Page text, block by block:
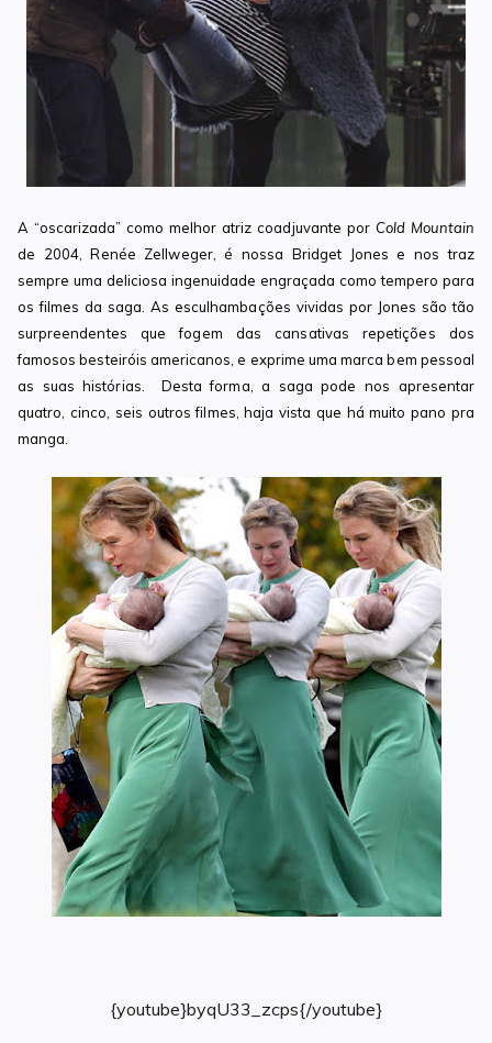
A “oscarizada” como melhor atriz coadjuvante por Cold Mountain
de 2004, Renée Zellweger, é nossa Bridget Jones e nos traz
sempre uma deliciosa ingenuidade engraçada como tempero para
os filmes da saga. As esculhambações vividas por Jones são tão
surpreendentes que fogem das cansativas repetições dos
famosos besteiróis americanos, e exprime uma marca bem pessoal
as suas histórias. Desta forma, a saga pode nos apresentar
quatro, cinco, seis outros filmes, haja vista que há muito pano pra
manga.
{youtube}byqU33_zcps{/youtube}